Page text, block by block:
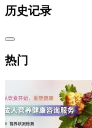
历史记录
热门